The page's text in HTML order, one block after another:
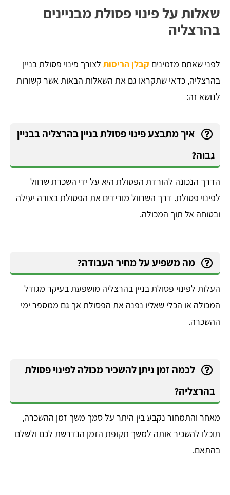
שאלות על פינוי פסולת מבניינים
בהרצליה
לפני שאתם מזמינים קבלן הריסות לצורך פינוי פסולת בניין
בהרצליה, כדאי שתקראו גם את השאלות הבאות אשר קשורות
לנושא זה:
איך מתבצע פינוי פסולת בניין בהרצליה בבניין
גבוה?
הדרך הנכונה להורדת הפסולת היא על ידי השכרת שרוול
לפינוי פסולת. דרך השרוול מורידים את הפסולת בצורה יעילה
ובטוחה אל תוך המכולה.
מה משפיע על מחיר העבודה?
העלות לפינוי פסולת בניין בהרצליה מושפעת בעיקר מגודל
המכולה או הכלי שאליו נפנה את הפסולת אך גם ממספר ימי
ההשכרה.
לכמה זמן ניתן להשכיר מכולה לפינוי פסולת
בהרצליה?
מאחר והתמחור נקבע בין היתר על סמך משך זמן ההשכרה,
תוכלו להשכיר אותה למשך תקופת הזמן הנדרשת לכם ולשלם
בהתאם.